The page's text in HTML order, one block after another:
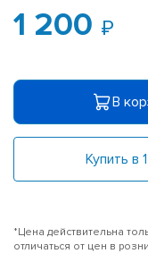
1 200
В
Купить в
*Цена действительна
отличаться от цен в